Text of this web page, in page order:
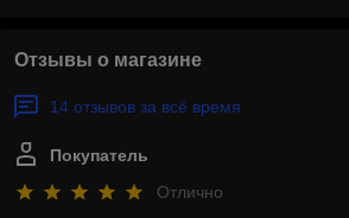
Отзывы о магазине
14 отзывов за всё время
Покупатель
Отлично